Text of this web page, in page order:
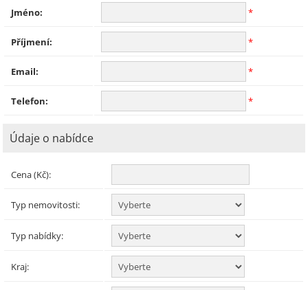
Jméno: *
Příjmení: *
Email: *
Telefon: *
Údaje o nabídce
Cena (Kč):
Typ nemovitosti:
Typ nabídky:
Kraj: